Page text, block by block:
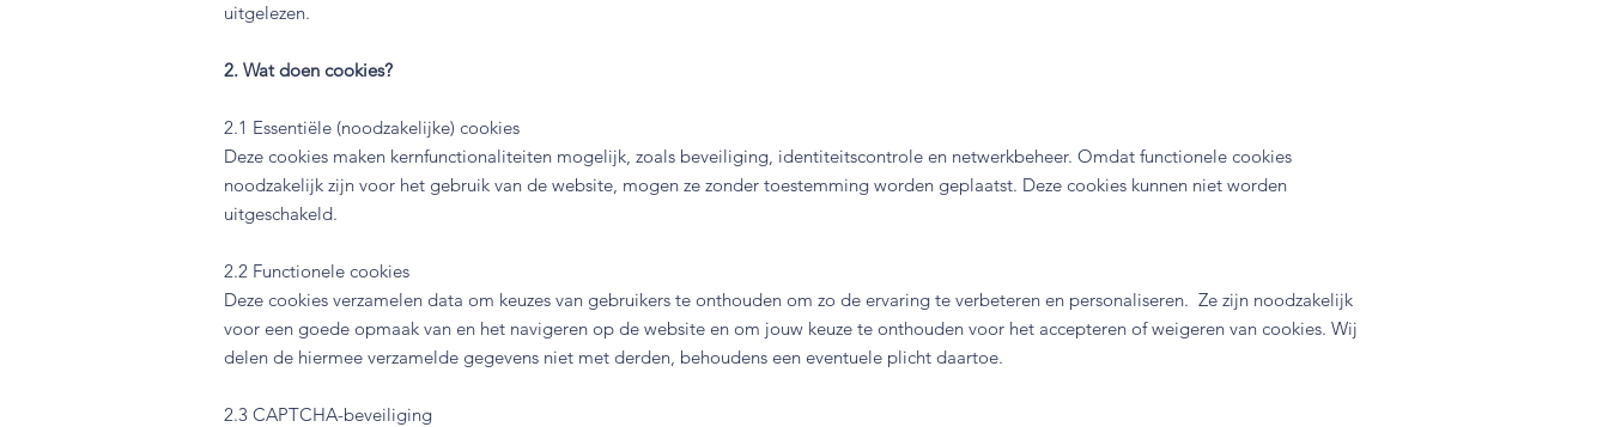
uitgelezen.
2. Wat doen cookies?
2.1 Essentiële (noodzakelijke) cookies
Deze cookies maken kernfunctionaliteiten mogelijk, zoals beveiliging, identiteitscontrole en netwerkbeheer. Omdat functionele cookies
noodzakelijk zijn voor het gebruik van de website, mogen ze zonder toestemming worden geplaatst. Deze cookies kunnen niet worden
uitgeschakeld.
2.2 Functionele cookies
Deze cookies verzamelen data om keuzes van gebruikers te onthouden om zo de ervaring te verbeteren en personaliseren. Ze zijn noodzakelijk
voor een goede opmaak van en het navigeren op de website en om jouw keuze te onthouden voor het accepteren of weigeren van cookies. Wij
delen de hiermee verzamelde gegevens niet met derden, behoudens een eventuele plicht daartoe.
2.3 CAPTCHA-beveiliging